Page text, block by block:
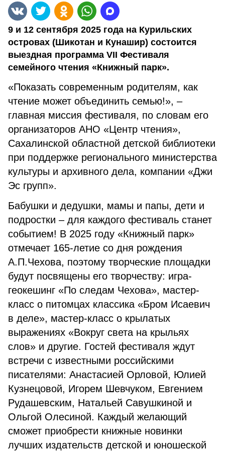
9 и 12 сентября 2025 года на Курильских
островах (Шикотан и Кунашир) состоится
выездная программа VII Фестиваля
семейного чтения «Книжный парк».
«Показать современным родителям, как
чтение может объединить семью!», –
главная миссия фестиваля, по словам его
организаторов АНО «Центр чтения»,
Сахалинской областной детской библиотеки
при поддержке регионального министерства
культуры и архивного дела, компании «Джи
Эс групп».
Бабушки и дедушки, мамы и папы, дети и
подростки – для каждого фестиваль станет
событием! В 2025 году «Книжный парк»
отмечает 165-летие со дня рождения
А.П.Чехова, поэтому творческие площадки
будут посвящены его творчеству: игра-
геокешинг «По следам Чехова», мастер-
класс о питомцах классика «Бром Исаевич
в деле», мастер-класс о крылатых
выражениях «Вокруг света на крыльях
слов» и другие. Гостей фестиваля ждут
встречи с известными российскими
писателями: Анастасией Орловой, Юлией
Кузнецовой, Игорем Шевчуком, Евгением
Рудашевским, Натальей Савушкиной и
Ольгой Олесиной. Каждый желающий
сможет приобрести книжные новинки
лучших издательств детской и юношеской